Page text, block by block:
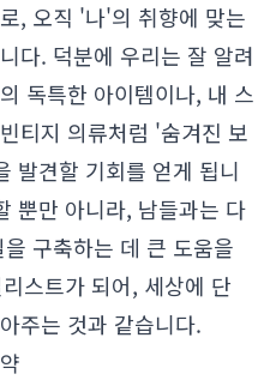
, 오직 '나'의 취향에 맞는
다. 덕분에 우리는 잘 알려
독특한 아이템이나, 내 스
티지 의류처럼 '숨겨진 보
발견할 기회를 얻게 됩니
뿐만 아니라, 남들과는 다
구축하는 데 큰 도움을
스트가 되어, 세상에 단
주는 것과 같습니다.